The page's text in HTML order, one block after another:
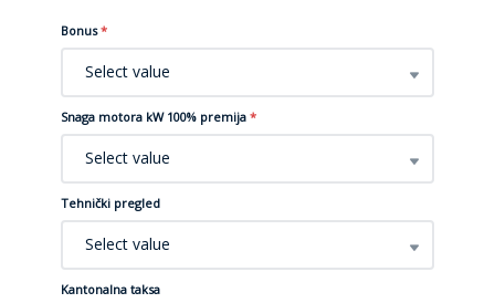
Bonus *
Select value
Snaga motora kW 100% premija *
Select value
Tehnički pregled
Select value
Kantonalna taksa